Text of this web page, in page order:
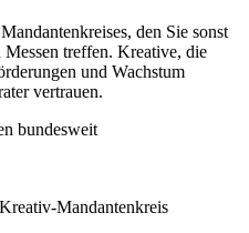
den Sie sonst
treffen. Kreative, die
und Wachstum
vertrauen.
bundesweit
Mandantenkreis